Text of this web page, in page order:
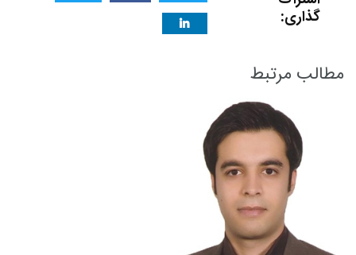
گذاری:
مطالب مرتبط